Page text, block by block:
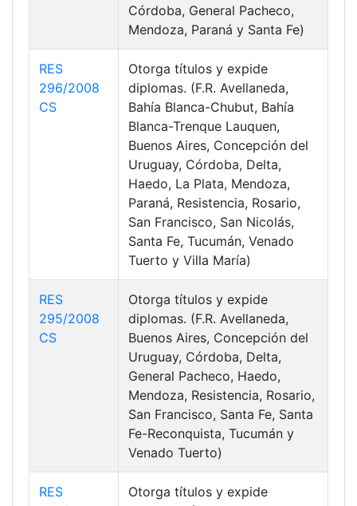
Córdoba, General Pacheco,
Mendoza, Paraná y Santa Fe)
RES
296/2008
CS
Otorga títulos y expide
diplomas. (F.R. Avellaneda,
Bahía Blanca-Chubut, Bahía
Blanca-Trenque Lauquen,
Buenos Aires, Concepción del
Uruguay, Córdoba, Delta,
Haedo, La Plata, Mendoza,
Paraná, Resistencia, Rosario,
San Francisco, San Nicolás,
Santa Fe, Tucumán, Venado
Tuerto y Villa María)
RES
295/2008
CS
Otorga títulos y expide
diplomas. (F.R. Avellaneda,
Buenos Aires, Concepción del
Uruguay, Córdoba, Delta,
General Pacheco, Haedo,
Mendoza, Resistencia, Rosario,
San Francisco, Santa Fe, Santa
Fe-Reconquista, Tucumán y
Venado Tuerto)
RES
Otorga títulos y expide